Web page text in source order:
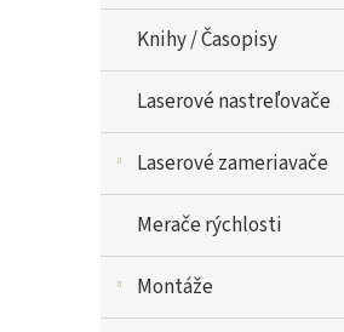
Knihy / Časopisy
Laserové nastreľovače
Laserové zameriavače
Merače rýchlosti
Montáže